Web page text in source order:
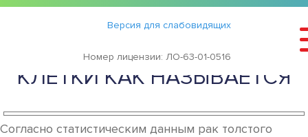
Версия для слабовидящих
Номер лицензии: ЛО-63-01-0516
Статьи ›
АНАЛИЗ КАЛА НА РАКОВЫЕ
КЛЕТКИ КАК НАЗЫВАЕТСЯ
Согласно статистическим данным рак толстого